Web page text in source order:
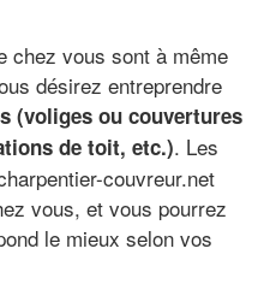
chez vous sont à même
désirez entreprendre
(voliges ou couvertures
de toit, etc.). Les
couvreur.net
vous, et vous pourrez
le mieux selon vos